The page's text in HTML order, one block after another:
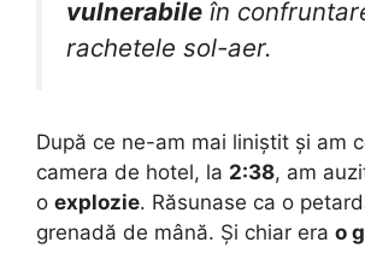
vulnerabile în
rachetele sol-aer.
După ce ne-am mai liniștit și am
camera de hotel, la 2:38, am
o explozie. Răsunase ca o
grenadă de mână. Și chiar era o